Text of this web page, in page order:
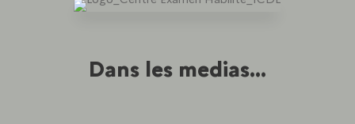
Dans les medias...